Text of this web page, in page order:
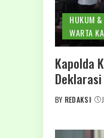
HUKUM &
WARTA
Kapolda
POSTED
BY REDAKSI